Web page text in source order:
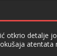
otkrio detalje
atentata